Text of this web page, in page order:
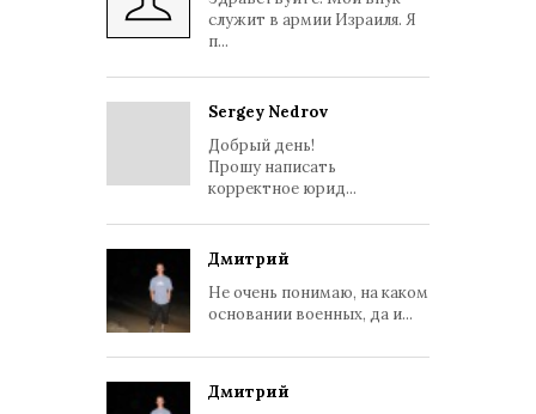
служит в армии Израиля. Я
п...
Sergey Nedrov
Добрый день!
Прошу написать
корректное юрид...
Дмитрий
Не очень понимаю, на каком
основании военных, да и...
Дмитрий